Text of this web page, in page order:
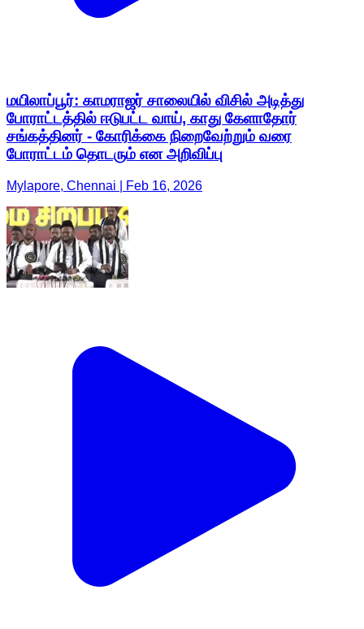
மயிலாப்பூர்: காமராஜர் சாலையில் விசில் அடித்து
போராட்டத்தில் ஈடுபட்ட வாய், காது கேளாதோர்
சங்கத்தினர் - கோரிக்கை நிறைவேற்றும் வரை
போராட்டம் தொடரும் என அறிவிப்பு
Mylapore, Chennai | Feb 16, 2026